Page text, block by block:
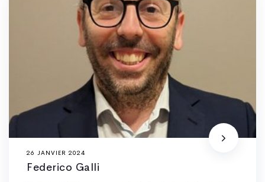
26 JANVIER 2024
Federico Galli